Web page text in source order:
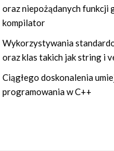
oraz niepożądanych funkcji
kompilator
Wykorzystywania
oraz klas takich jak string i
Ciągłego doskonalenia
programowania w C++